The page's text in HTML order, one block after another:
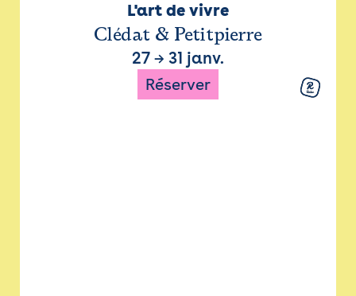
L'art de vivre
Clédat & Petitpierre
27 → 31 janv.
Réserver